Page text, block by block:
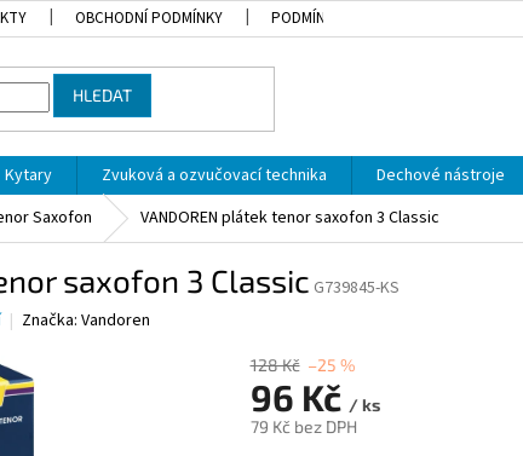
OBCHODNÍ PODMÍNKY PODMÍNKY OCHRANY OSOBNÍCH
HLEDAT
Kytary Zvuková a ozvučovací technika Dechové nástroje
Saxofon VANDOREN plátek tenor saxofon 3 Classic
saxofon 3 Classic G739845-KS
Značka: Vandoren
128 Kč –25 %
96 Kč / ks
79 Kč bez DPH